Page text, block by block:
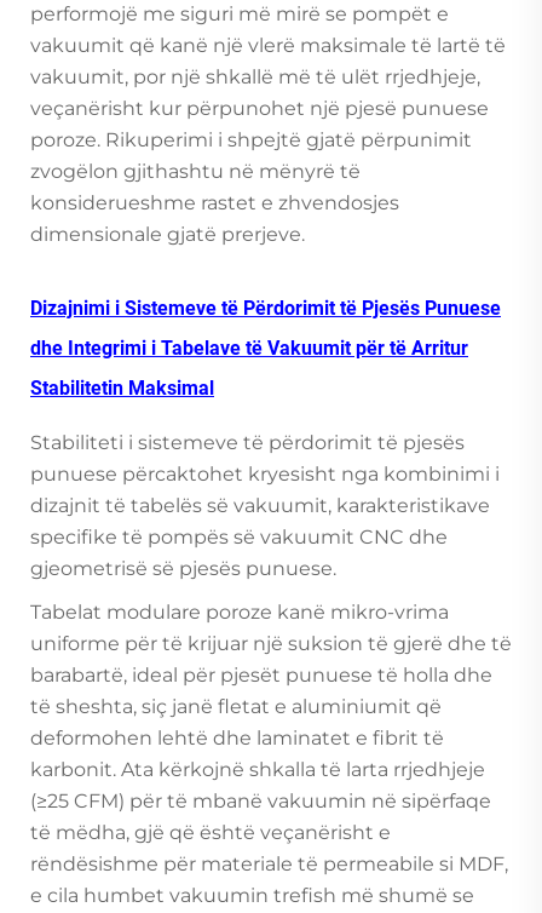
performojë me siguri më mirë se pompët e
vakuumit që kanë një vlerë maksimale të lartë të
vakuumit, por një shkallë më të ulët rrjedhjeje,
veçanërisht kur përpunohet një pjesë punuese
poroze. Rikuperimi i shpejtë gjatë përpunimit
zvogëlon gjithashtu në mënyrë të
konsiderueshme rastet e zhvendosjes
dimensionale gjatë prerjeve.
Dizajnimi i Sistemeve të Përdorimit të Pjesës Punuese
dhe Integrimi i Tabelave të Vakuumit për të Arritur
Stabilitetin Maksimal
Stabiliteti i sistemeve të përdorimit të pjesës
punuese përcaktohet kryesisht nga kombinimi i
dizajnit të tabelës së vakuumit, karakteristikave
specifike të pompës së vakuumit CNC dhe
gjeometrisë së pjesës punuese.
Tabelat modulare poroze kanë mikro-vrima
uniforme për të krijuar një suksion të gjerë dhe të
barabartë, ideal për pjesët punuese të holla dhe
të sheshta, siç janë fletat e aluminiumit që
deformohen lehtë dhe laminatet e fibrit të
karbonit. Ata kërkojnë shkalla të larta rrjedhjeje
(≥25 CFM) për të mbanë vakuumin në sipërfaqe
të mëdha, gjë që është veçanërisht e
rëndësishme për materiale të permeabile si MDF,
e cila humbet vakuumin trefish më shumë se